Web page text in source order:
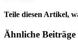
Teile diesen Artikel,
Facebook
Twitter
Reddit
LinkedIn
Tumblr
Pinterest
Vk
E-
Ähnliche Beiträge